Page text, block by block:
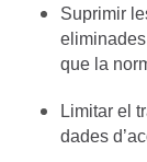
Suprimir
eliminades
que la
Limitar el
dades